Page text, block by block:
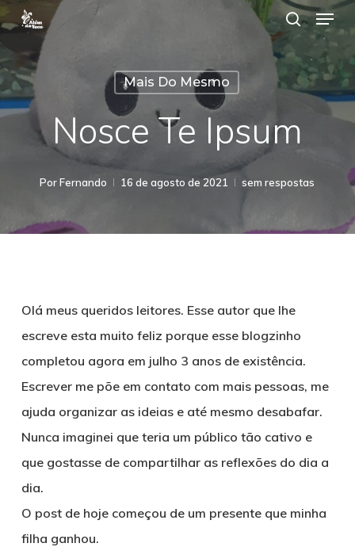
o
contéudo
principal
procurar
Menu
Mais Do Mesmo
Nosce Te Ipsum
Por Fernando 16 de agosto de 2021 sem respostas
Olá meus queridos leitores. Esse autor que lhe
escreve esta muito feliz porque esse blogzinho
completou agora em julho 3 anos de existência.
Escrever me põe em contato com mais pessoas, me
ajuda organizar as ideias e até mesmo desabafar.
Nunca imaginei que teria um público tão cativo e
que gostasse de compartilhar as reflexões do dia a
dia.
O post de hoje começou de um presente que minha
filha ganhou.
Close
Menu